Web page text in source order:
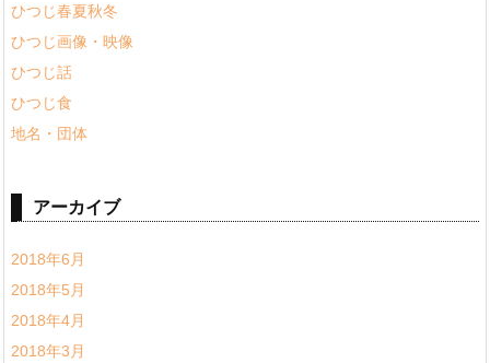
ひつじ春夏秋冬
ひつじ画像・映像
ひつじ話
ひつじ食
地名・団体
アーカイブ
2018年6月
2018年5月
2018年4月
2018年3月